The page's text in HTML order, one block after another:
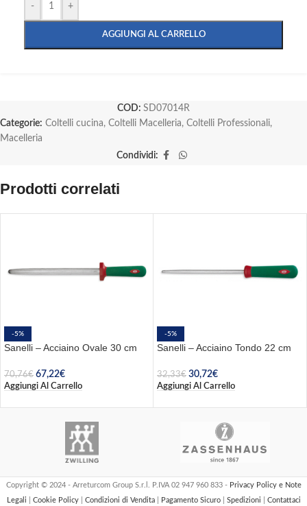
- +
AGGIUNGI AL CARRELLO
COD: SD07014R
Categorie: Coltelli cucina, Coltelli Macelleria, Coltelli Professionali,
Macelleria
Condividi:
Prodotti correlati
-5%
Sanelli – Acciaino Ovale 30 cm
70,76€ 67,22€
Aggiungi Al Carrello
-5%
Sanelli – Acciaino Tondo 22 cm
32,33€ 30,72€
Aggiungi Al Carrello
Copyright © 2024 - Arreturcom Group S.r.l. P.IVA 02 947 960 833 - Privacy Policy e Note
Legali
Cookie Policy Condizioni di Vendita Pagamento Sicuro Spedizioni Contattaci